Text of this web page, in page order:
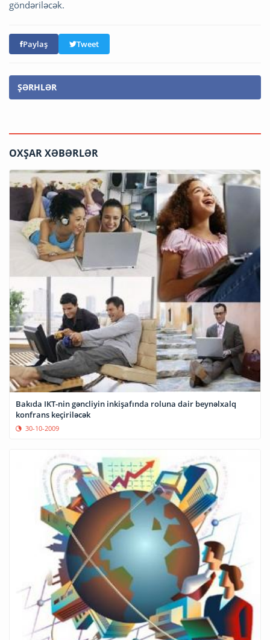
göndəriləcək.
Paylaş Tweet
ŞƏRHLƏR
OXŞAR XƏBƏRLƏR
Bakıda IKT-nin gəncliyin inkişafında roluna dair beynəlxalq
konfrans keçiriləcək
30-10-2009